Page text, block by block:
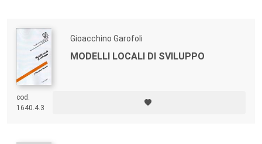
Gioacchino Garofoli
MODELLI LOCALI DI SVILUPPO
cod.
1640.4.3